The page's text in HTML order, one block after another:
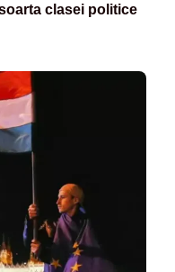
clasei politice